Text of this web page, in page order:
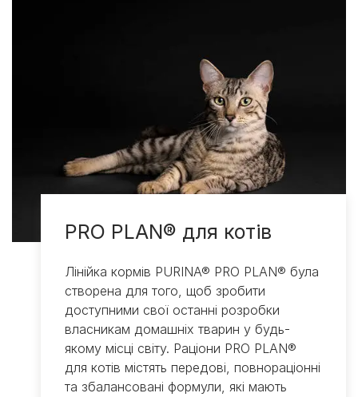
PRO PLAN® для котів
Лінійка кормів PURINA® PRO PLAN® була
створена для того, щоб зробити
доступними свої останні розробки
власникам домашніх тварин у будь-
якому місці світу. Раціони PRO PLAN®
для котів містять передові, повнораціонні
та збалансовані формули, які мають